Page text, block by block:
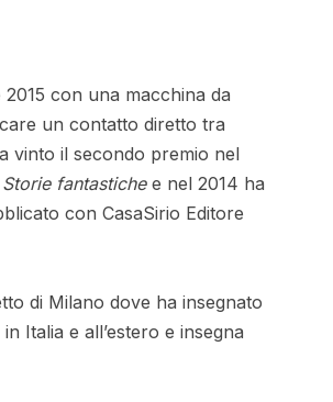
con una macchina da
un contatto diretto tra
vinto il secondo premio nel
Storie fantastichee nel 2014 ha
con CasaSirio Editore
di Milano dove ha insegnato
Italia e all’estero e insegna